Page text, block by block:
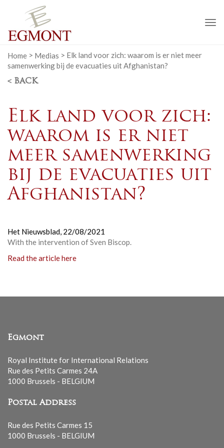
Home > Medias > Elk land voor zich: waarom is er niet meer
samenwerking bij de evacuaties uit Afghanistan?
< BACK
Elk land voor zich:
waarom is er niet
meer samenwerking
bij de evacuaties uit
Afghanistan?
Het Nieuwsblad, 22/08/2021
With the intervention of Sven Biscop.
Read the article here
Egmont
Royal Institute for International Relations
Rue des Petits Carmes 24A
1000 Brussels - BELGIUM
Postal Address
Rue des Petits Carmes 15
1000 Brussels - BELGIUM